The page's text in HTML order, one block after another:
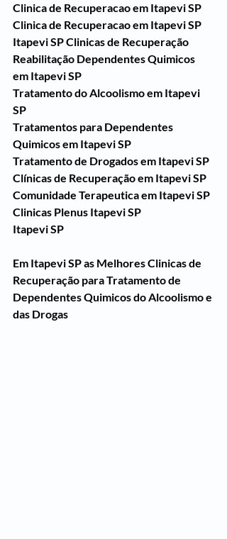
Clinica de Recuperacao em Itapevi SP
Clinica de Recuperacao em Itapevi SP
Itapevi SP Clinicas de Recuperação
Reabilitação Dependentes Quimicos
em Itapevi SP
Tratamento do Alcoolismo em Itapevi
SP
Tratamentos para Dependentes
Quimicos em Itapevi SP
Tratamento de Drogados em Itapevi SP
Clínicas de Recuperação em Itapevi SP
Comunidade Terapeutica em Itapevi SP
Clinicas Plenus Itapevi SP
Itapevi SP
Em Itapevi SP as Melhores Clinicas de
Recuperação para Tratamento de
Dependentes Quimicos do Alcoolismo e
das Drogas